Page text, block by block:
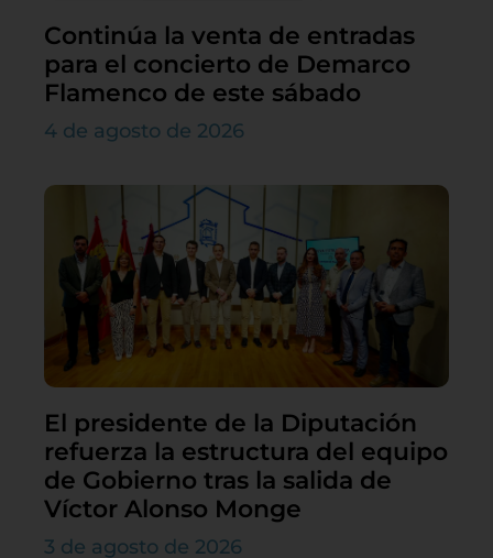
Continúa la venta de entradas
para el concierto de Demarco
Flamenco de este sábado
4 de agosto de 2026
El presidente de la Diputación
refuerza la estructura del equipo
de Gobierno tras la salida de
Víctor Alonso Monge
3 de agosto de 2026